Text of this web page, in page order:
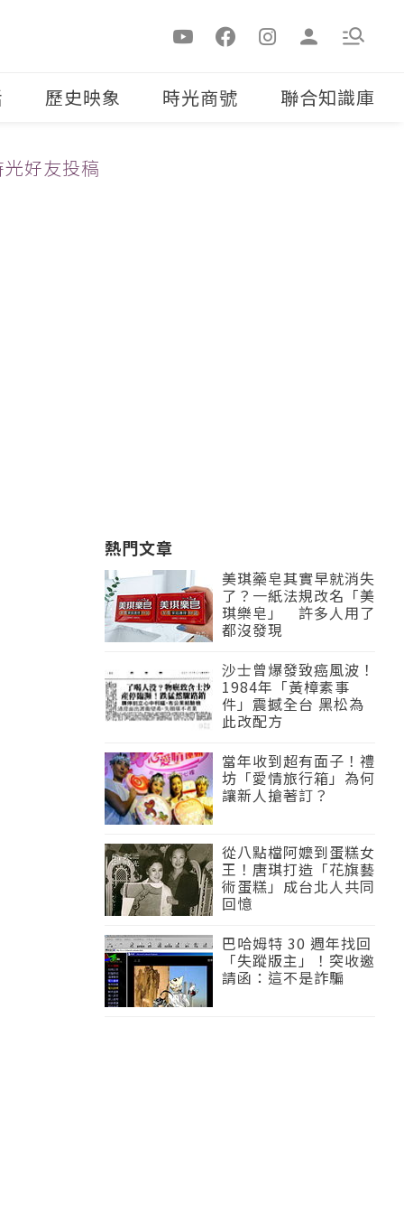
歷史映象 時光商號 聯合知識庫
好友投稿
熱門文章
美琪藥皂其實早就消失
了？一紙法規改名「美
琪樂皂」 許多人用了
都沒發現
沙士曾爆發致癌風波！
1984年「黃樟素事
件」震撼全台 黑松為
此改配方
當年收到超有面子！禮
坊「愛情旅行箱」為何
讓新人搶著訂？
從八點檔阿嬤到蛋糕女
王！唐琪打造「花旗藝
術蛋糕」成台北人共同
回憶
巴哈姆特 30 週年找回
「失蹤版主」！突收邀
請函：這不是詐騙